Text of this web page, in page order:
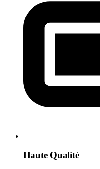
Haute Qualité